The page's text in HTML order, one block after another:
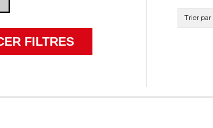
Trier par
FILTRES